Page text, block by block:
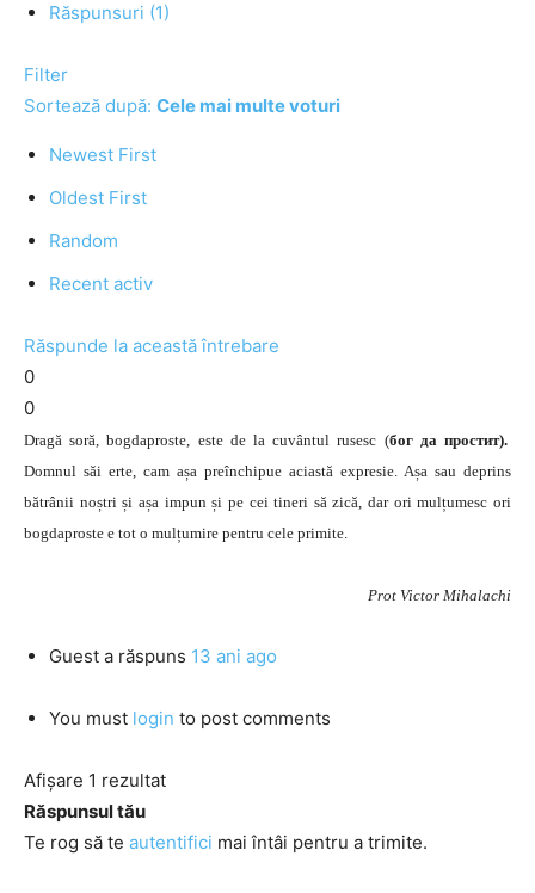
Răspunsuri (1)
Filter
Sortează după: Cele mai multe voturi
Newest First
Oldest First
Random
Recent activ
Răspunde la această întrebare
0
0
Dragă soră, bogdaproste, este de la cuvântul rusesc (бог да простит).
Domnul săi erte, cam așa preînchipue aciastă expresie. Așa sau deprins
bătrânii noștri și așa impun și pe cei tineri să zică, dar ori mulțumesc ori
bogdaproste e tot o mulțumire pentru cele primite.
Prot Victor Mihalachi
Guest a răspuns 13 ani ago
You must login to post comments
Afișare 1 rezultat
Răspunsul tău
Te rog să te autentifici mai întâi pentru a trimite.